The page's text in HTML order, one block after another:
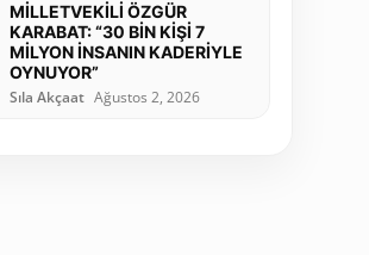
MİLLETVEKİLİ ÖZGÜR
KARABAT: “30 BİN KİŞİ 7
MİLYON İNSANIN KADERİYLE
OYNUYOR”
Sıla Akçaat Ağustos 2, 2026